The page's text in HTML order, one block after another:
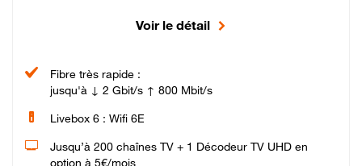
Voir le détail
Fibre très rapide :
jusqu'à ↓ 2 Gbit/s ↑ 800 Mbit/s
Livebox 6 : Wifi 6E
Jusqu’à 200 chaînes TV + 1 Décodeur TV UHD en
option à 5€/mois